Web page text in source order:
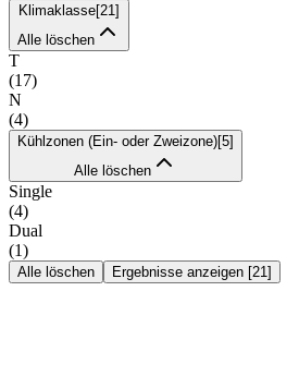
Klimaklasse[21 ]
Alle löschen
T
(17)
N
(4)
Kühlzonen (Ein- oder Zweizone)[5]
Alle löschen
Single
(4)
Dual
(1)
Alle löschen Ergebnisse anzeigen [21 ]